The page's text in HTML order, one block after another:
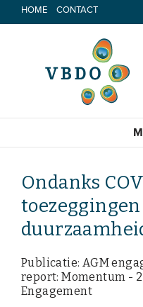
Spring
naar
HOME CONTACT
Ondanks
toezeggingen
Publicatie: AGM
report: Momentum -
Engagement